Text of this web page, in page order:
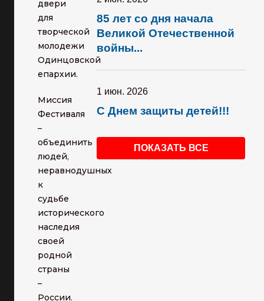
двери
для
творческой
молодежи
Одинцовской
епархии.
Миссия
Фестиваля
–
объединить
людей,
неравнодушных
к
судьбе
исторического
наследия
своей
родной
страны
–
России.
85 лет со дня начала
Великой Отечественной
войны...
1 июн. 2026
С Днем защиты детей!!!
ПОКАЗАТЬ ВСЕ